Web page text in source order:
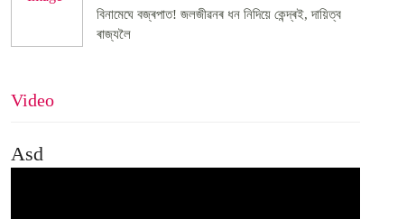
বিনামেঘে বজ্ৰপাত! জলজীৱনৰ ধন নিদিয়ে কেন্দ্ৰই, দায়িত্ব
ৰাজ্যলৈ
Video
Asd